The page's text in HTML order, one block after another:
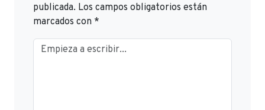
publicada. Los campos obligatorios están
marcados con *